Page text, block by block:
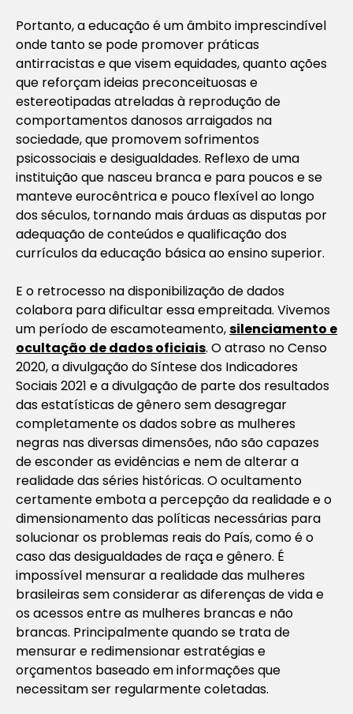
Portanto, a educação é um âmbito imprescindível
onde tanto se pode promover práticas
antirracistas e que visem equidades, quanto ações
que reforçam ideias preconceituosas e
estereotipadas atreladas à reprodução de
comportamentos danosos arraigados na
sociedade, que promovem sofrimentos
psicossociais e desigualdades. Reflexo de uma
instituição que nasceu branca e para poucos e se
manteve eurocêntrica e pouco flexível ao longo
dos séculos, tornando mais árduas as disputas por
adequação de conteúdos e qualificação dos
currículos da educação básica ao ensino superior.
E o retrocesso na disponibilização de dados
colabora para dificultar essa empreitada. Vivemos
um período de escamoteamento,silenciamento e
ocultação de dados oficiais. O atraso no Censo
2020, a divulgação do Síntese dos Indicadores
Sociais 2021 e a divulgação de parte dos resultados
das estatísticas de gênero sem desagregar
completamente os dados sobre as mulheres
negras nas diversas dimensões, não são capazes
de esconder as evidências e nem de alterar a
realidade das séries históricas. O ocultamento
certamente embota a percepção da realidade e o
dimensionamento das políticas necessárias para
solucionar os problemas reais do País, como é o
caso das desigualdades de raça e gênero. É
impossível mensurar a realidade das mulheres
brasileiras sem considerar as diferenças de vida e
os acessos entre as mulheres brancas e não
brancas. Principalmente quando se trata de
mensurar e redimensionar estratégias e
orçamentos baseado em informações que
necessitam ser regularmente coletadas.